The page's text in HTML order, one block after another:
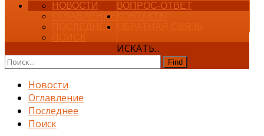
ВОПРОС-ОТВЕТ
НОВОСТИ
ОГЛАВЛЕНИЕ
ПОСЛЕДНЕЕ
ИСКАТЬ...
Find
Новости
Оглавление
Последнее
Поиск